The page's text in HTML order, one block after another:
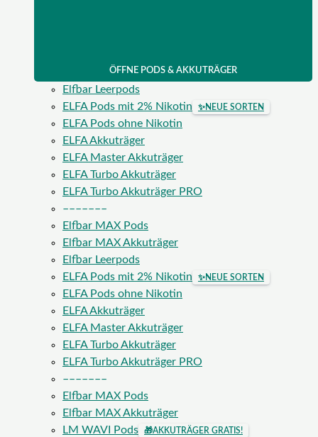
ÖFFNE PODS & AKKUTRÄGER
Elfbar Leerpods
ELFA Pods mit 2% Nikotin
✨NEUE SORTEN
ELFA Pods ohne Nikotin
ELFA Akkuträger
ELFA Master Akkuträger
ELFA Turbo Akkuträger
ELFA Turbo Akkuträger PRO
–––––––
Elfbar MAX Pods
Elfbar MAX Akkuträger
Elfbar Leerpods
ELFA Pods mit 2% Nikotin
✨NEUE SORTEN
ELFA Pods ohne Nikotin
ELFA Akkuträger
ELFA Master Akkuträger
ELFA Turbo Akkuträger
ELFA Turbo Akkuträger PRO
–––––––
Elfbar MAX Pods
Elfbar MAX Akkuträger
LM WAVI Pods
🎁AKKUTRÄGER GRATIS!